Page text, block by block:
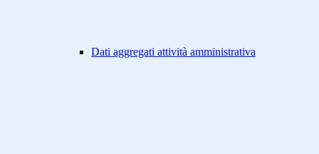
Dati aggregati attività amministrativa